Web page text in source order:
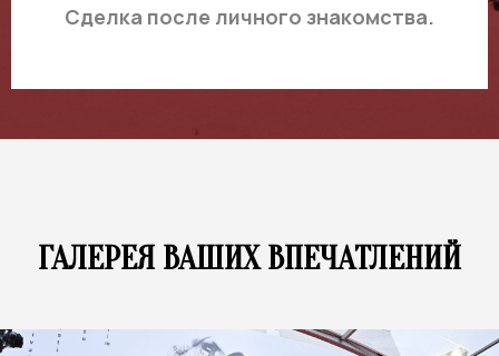
Cделка после личного знакомства.
ГАЛЕРЕЯ ВАШИХ ВПЕЧАТЛЕНИЙ